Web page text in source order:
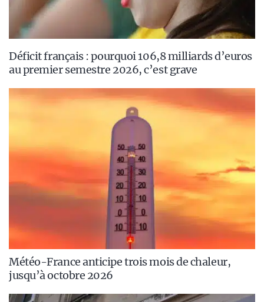
Déficit français : pourquoi 106,8 milliards d’euros
au premier semestre 2026, c’est grave
Météo-France anticipe trois mois de chaleur,
jusqu’à octobre 2026